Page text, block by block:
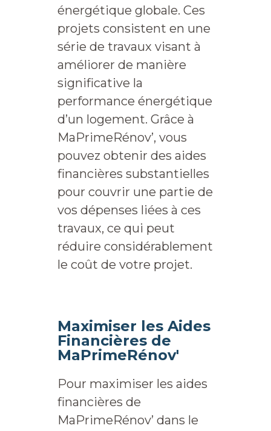
énergétique globale. Ces
projets consistent en une
série de travaux visant à
améliorer de manière
significative la
performance énergétique
d’un logement. Grâce à
MaPrimeRénov’, vous
pouvez obtenir des aides
financières substantielles
pour couvrir une partie de
vos dépenses liées à ces
travaux, ce qui peut
réduire considérablement
le coût de votre projet.
Maximiser les Aides
Financières de
MaPrimeRénov'
Pour maximiser les aides
financières de
MaPrimeRénov’ dans le